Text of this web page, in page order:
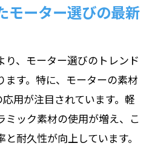
モーター選びの最新
、モーター選びのトレンド
ます。特に、モーターの素材
用が注目されています。軽
ミック素材の使用が増え、こ
耐久性が向上しています。